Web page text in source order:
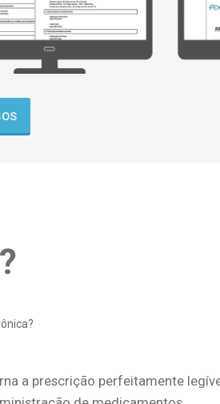
a prescrição perfeitamente